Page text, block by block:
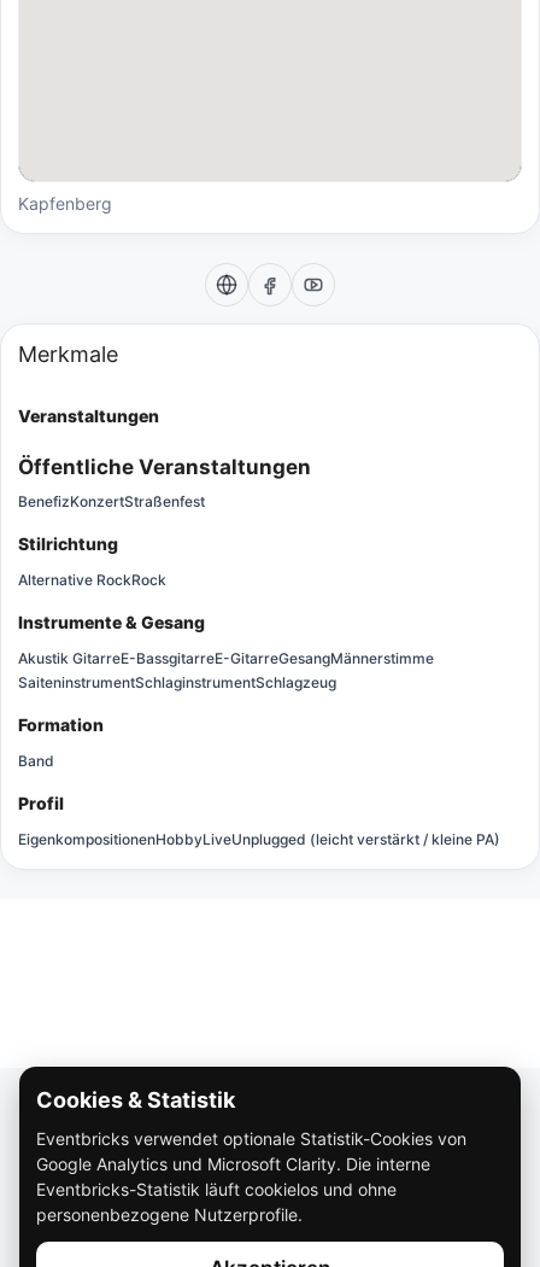
Kapfenberg
Merkmale
Veranstaltungen
Öffentliche Veranstaltungen
BenefizKonzertStraßenfest
Stilrichtung
Alternative RockRock
Instrumente & Gesang
Akustik GitarreE-BassgitarreE-GitarreGesangMännerstimme
SaiteninstrumentSchlaginstrumentSchlagzeug
Formation
Band
Profil
EigenkompositionenHobbyLiveUnplugged (leicht verstärkt / kleine PA)
Über Eventbricks
So funktioniert Eventbricks
Impressum
Datenschutz
Cookies & Statistik
Eventbricks verwendet optionale Statistik-Cookies von
Google Analytics und Microsoft Clarity. Die interne
Eventbricks-Statistik läuft cookielos und ohne
personenbezogene Nutzerprofile.